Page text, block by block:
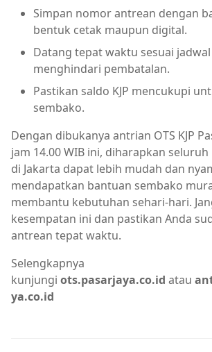
Simpan nomor antrean dengan
bentuk cetak maupun digital.
Datang tepat waktu sesuai
menghindari pembatalan.
Pastikan saldo KJP mencukupi
sembako.
Dengan dibukanya antrian OTS KJP
jam 14.00 WIB ini, diharapkan seluruh
di Jakarta dapat lebih mudah dan
mendapatkan bantuan sembako
membantu kebutuhan sehari-hari.
kesempatan ini dan pastikan Anda
antrean tepat waktu.
Selengkapnya
kunjungi ots.pasarjaya.co.id atau
ya.co.id